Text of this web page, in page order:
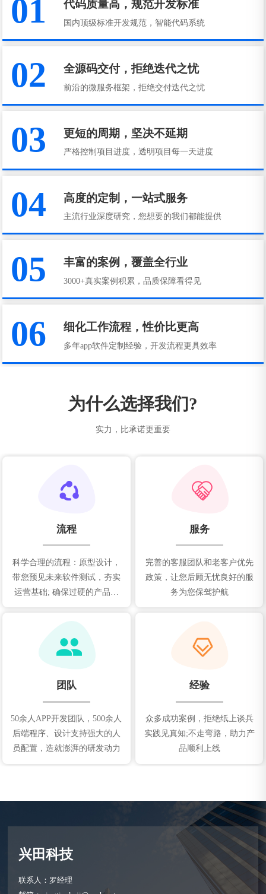
01 代码质量高，规范开发标准
国内顶级标准开发规范，智能代码系统
02 全源码交付，拒绝迭代之忧
前沿的微服务框架，拒绝交付迭代之忧
03 更短的周期，坚决不延期
严格控制项目进度，透明项目每一天进度
04 高度的定制，一站式服务
主流行业深度研究，您想要的我们都能提供
05 丰富的案例，覆盖全行业
3000+真实案例积累，品质保障看得见
06 细化工作流程，性价比更高
多年app软件定制经验，开发流程更具效率
为什么选择我们?
实力，比承诺更重要
流程
科学合理的流程：原型设计，
带您预见未来软件测试，夯实
运营基础; 确保过硬的产品质
量
服务
完善的客服团队和老客户优先
政策，让您后顾无忧良好的服
务为您保驾护航
团队
50余人APP开发团队，500余人
后端程序、设计支持强大的人
员配置，造就澎湃的研发动力
经验
众多成功案例，拒绝纸上谈兵
实践见真知;不走弯路，助力产
品顺利上线
兴田科技
联系人：罗经理